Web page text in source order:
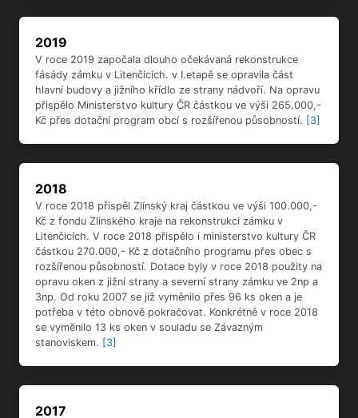
2019
V roce 2019 započala dlouho očekávaná rekonstrukce
fásády zámku v Litenčicích. v I.etapě se opravila část
hlavní budovy a jižního křídlo ze strany nádvoří. Na opravu
přispělo Ministerstvo kultury ČR částkou ve výši 265.000,-
Kč přes dotační program obcí s rozšířenou působností. [3]
2018
V roce 2018 přispěl Zlínský kraj částkou ve výši 100.000,-
Kč z fondu Zlinského kraje na rekonstrukci zámku v
Litenčicích. V roce 2018 přispělo i ministerstvo kultury ČR
částkou 270.000,- Kč z dotačního programu přes obec s
rozšířenou působností. Dotace byly v roce 2018 použity na
opravu oken z jižní strany a severní strany zámku ve 2np a
3np. Od roku 2007 se již vyměnilo přes 96 ks oken a je
potřeba v této obnově pokračovat. Konkrétně v roce 2018
se vyměnilo 13 ks oken v souladu se Závazným
stanoviskem. [3]
2017